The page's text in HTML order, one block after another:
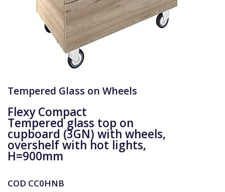
Tempered Glass on Wheels
Flexy Compact
Tempered glass top on
cupboard (3GN) with wheels,
overshelf with hot lights,
H=900mm
COD CC0HNB